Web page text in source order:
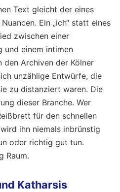
Text gleicht der eines
Ein „ich“ statt eines
zwischen einer
und einem intimen
den Archiven der Kölner
unzählige Entwürfe, die
zu distanziert waren. Die
dieser Branche. Wer
für den schnellen
ihn niemals inbrünstig
oder richtig gut tun.
Raum.
Katharsis